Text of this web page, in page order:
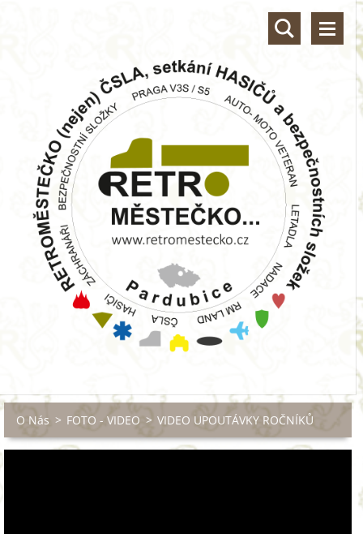
O Nás > FOTO - VIDEO > VIDEO UPOUTÁVKY ROČNÍKŮ